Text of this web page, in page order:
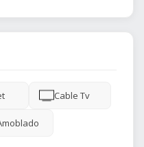
Cable Tv